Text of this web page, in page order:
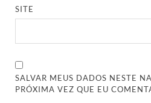
SITE
SALVAR MEUS DADOS NESTE
PRÓXIMA VEZ QUE EU